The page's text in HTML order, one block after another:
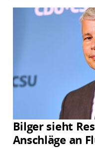
Bilger sieht
Anschläge an